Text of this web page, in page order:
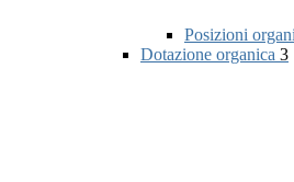
Posizioni
Dotazione organica 3